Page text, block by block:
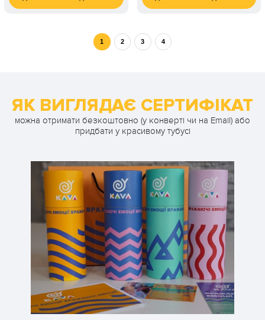
грн
грн
1 2 3 4
ЯК ВИГЛЯДАЄ СЕРТИФІКАТ
можна отримати безкоштовно (у конверті чи на Email) або
придбати у красивому тубусі